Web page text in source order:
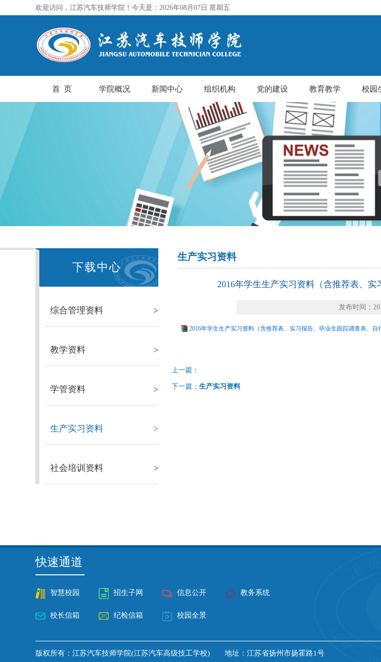
欢迎访问，江苏汽车技师学院！今天是：2026年08月07日 星期五
首 页 学院概况 新闻中心 组织机构 党的建设 教育教学 校园
下载中心
综合管理资料 >
教学资料 >
学管资料 >
生产实习资料 >
社会培训资料 >
生产实习资料
2016年学生生产实习资料（含推荐表、实
发布时间：
2016年学生生产实习资料（含推荐表、实习报告、毕业生跟踪调查表、自
上一篇：
下一篇： 生产实习资料
快速通道
智慧校园 招生子网 信息公开 教务系统
校长信箱 纪检信箱 校园全景
版权所有：江苏汽车技师学院(江苏汽车高级技工学校) 地址：江苏省扬州市扬霍路1号